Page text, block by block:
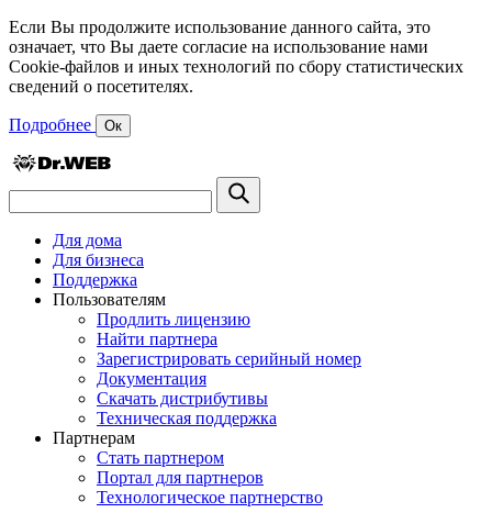
Если Вы продолжите использование данного сайта, это
означает, что Вы даете согласие на использование нами
Cookie-файлов и иных технологий по сбору статистических
сведений о посетителях.
Подробнее Ок
Для дома
Для бизнеса
Поддержка
Пользователям
Продлить лицензию
Найти партнера
Зарегистрировать серийный номер
Документация
Скачать дистрибутивы
Техническая поддержка
Партнерам
Стать партнером
Портал для партнеров
Технологическое партнерство